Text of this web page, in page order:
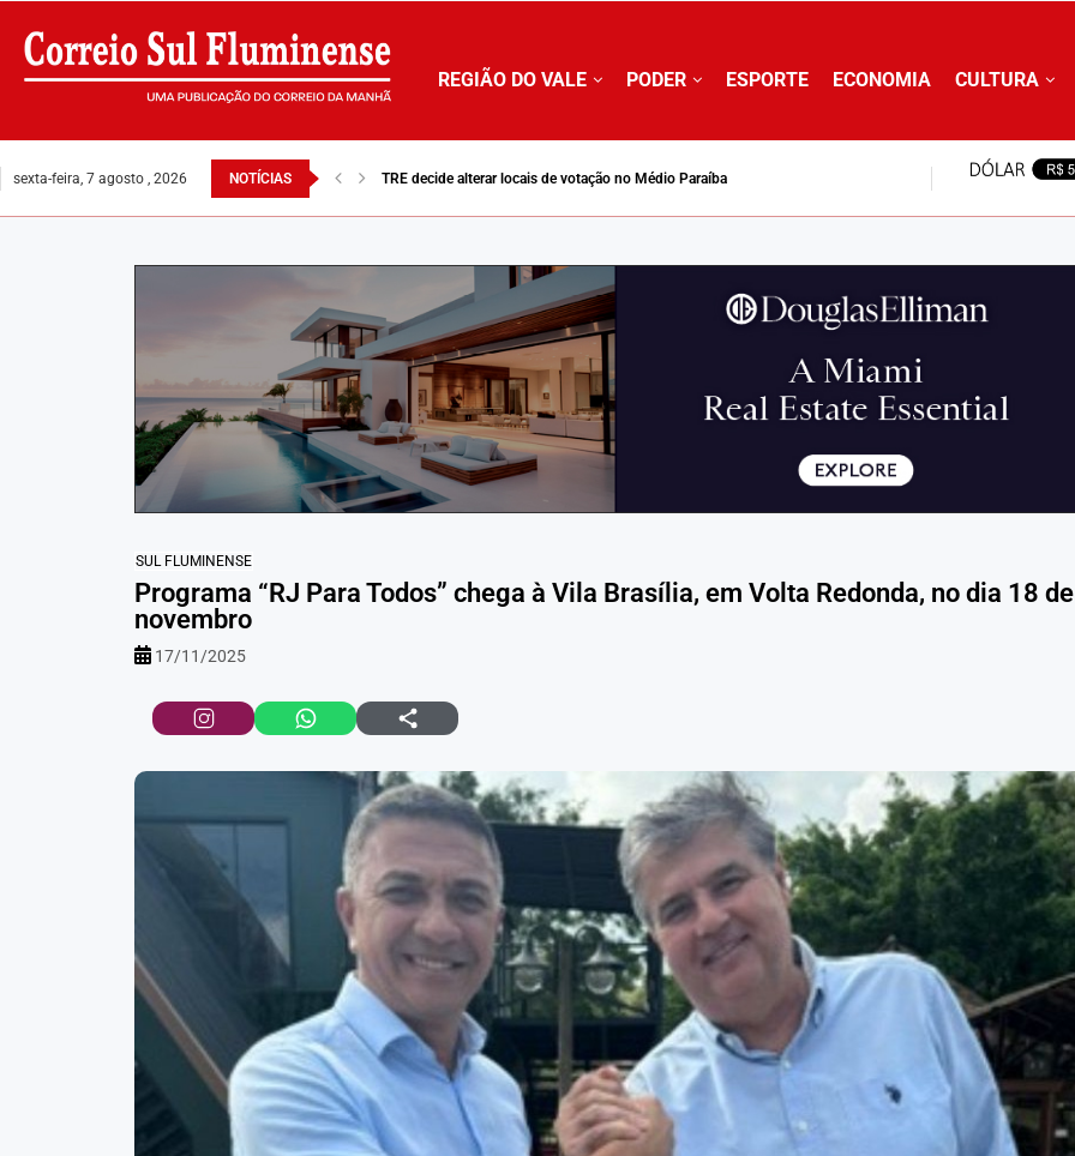
REGIÃO DO VALE PODER ESPORTE ECONOMIA CULTURA
sexta-feira, 7 agosto , 2026 NOTÍCIAS TRE decide alterar locais de votação no Médio Paraíba
SUL FLUMINENSE
Programa “RJ Para Todos” chega à Vila Brasília, em Volta Redonda, no dia 18 de
novembro
17/11/2025